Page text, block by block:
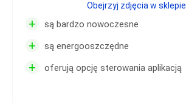
+ są bardzo nowoczesne
+ są energooszczędne
+ oferują opcję sterowania aplikacją
Obejrzyj zdjęcia w sklepie